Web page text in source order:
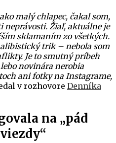
malý chlapec, čakal som,
neprávosti. Žiaľ, aktuálne je
sklamaním zo všetkých.
trik – nebola som
Je to smutný príbeh
novinára nerobia
ani fotky na Instagrame,
v rozhovore Denníka
na „pád